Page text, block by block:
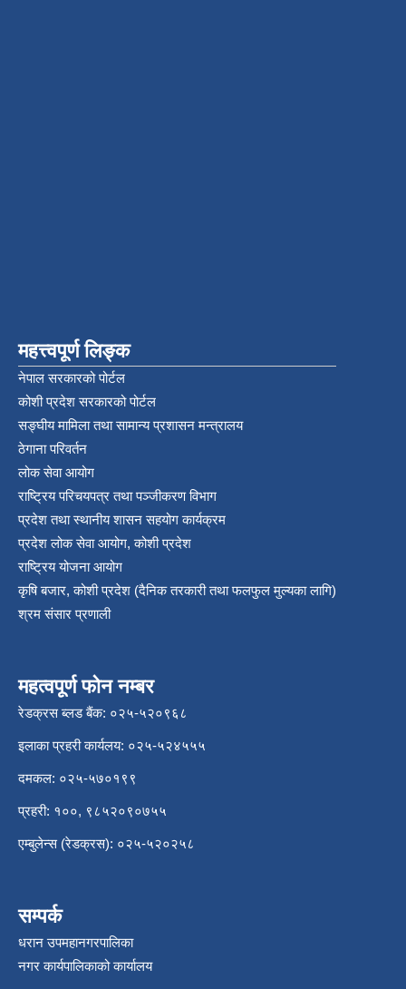
महत्त्वपूर्ण लिङ्क
नेपाल सरकारको पोर्टल
कोशी प्रदेश सरकारको पोर्टल
सङ्‍घीय मामिला तथा सामान्य प्रशासन मन्त्रालय
ठेगाना परिवर्तन
लोक सेवा आयोग
राष्ट्रिय परिचयपत्र तथा पञ्‍जीकरण विभाग
प्रदेश तथा स्थानीय शासन सहयोग कार्यक्रम
प्रदेश लोक सेवा आयोग, कोशी प्रदेश
राष्ट्रिय योजना आयोग
कृषि बजार, कोशी प्रदेश (दैनिक तरकारी तथा फलफुल मुल्यका लागि)
श्रम संसार प्रणाली
महत्वपूर्ण फोन नम्बर
रेडक्रस ब्लड बैंक: ०२५-५२०९६८
इलाका प्रहरी कार्यलय: ०२५-५२४५५५
दमकल: ०२५-५७०१९९
प्रहरी: १००, ९८५२०९०७५५
एम्बुलेन्स (रेडक्रस): ०२५-५२०२५८
सम्पर्क
धरान उपमहानगरपालिका
नगर कार्यपालिकाको कार्यालय